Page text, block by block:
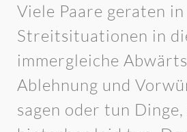
Viele Paare geraten in
Streitsituationen in
immergleiche
Ablehnung und
sagen oder tun